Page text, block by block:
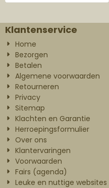
Klantenservice
Home
Bezorgen
Betalen
Algemene voorwaarden
Retourneren
Privacy
Sitemap
Klachten en Garantie
Herroepingsformulier
Over ons
Klantervaringen
Voorwaarden
Fairs (agenda)
Leuke en nuttige websites